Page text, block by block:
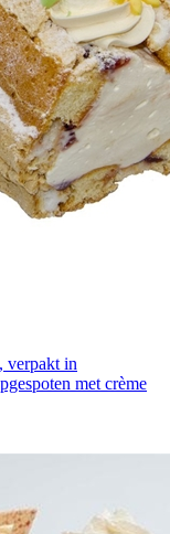
verpakt in
met crème